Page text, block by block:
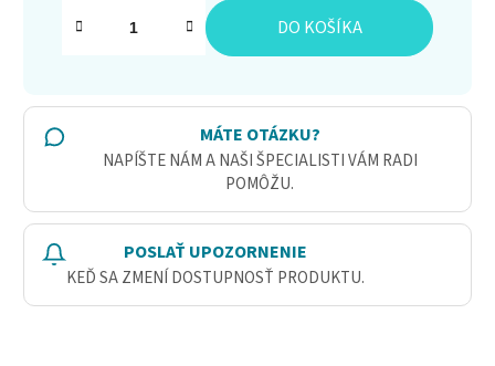
Jednotková cena:
DO KOŠÍKA
MÁTE OTÁZKU?
NAPÍŠTE NÁM A NAŠI ŠPECIALISTI VÁM RADI
POMÔŽU.
POSLAŤ UPOZORNENIE
KEĎ SA ZMENÍ DOSTUPNOSŤ PRODUKTU.